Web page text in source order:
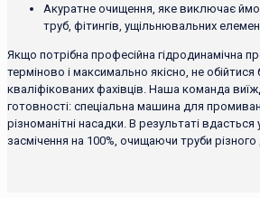
Акуратне очищення, яке виключає
труб, фітингів, ущільнювальних
Якщо потрібна професійна гідродинамічна
терміново і максимально якісно, ​​не
кваліфікованих фахівців. Наша команда
готовності: спеціальна машина для
різноманітні насадки. В результаті вдасться
засмічення на 100%, очищаючи труби різного